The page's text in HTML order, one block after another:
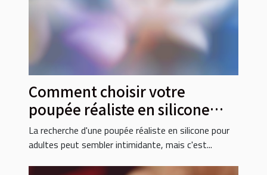
Comment choisir votre
poupée réaliste en silicone
pour adultes
La recherche d'une poupée réaliste en silicone pour
adultes peut sembler intimidante, mais c'est...